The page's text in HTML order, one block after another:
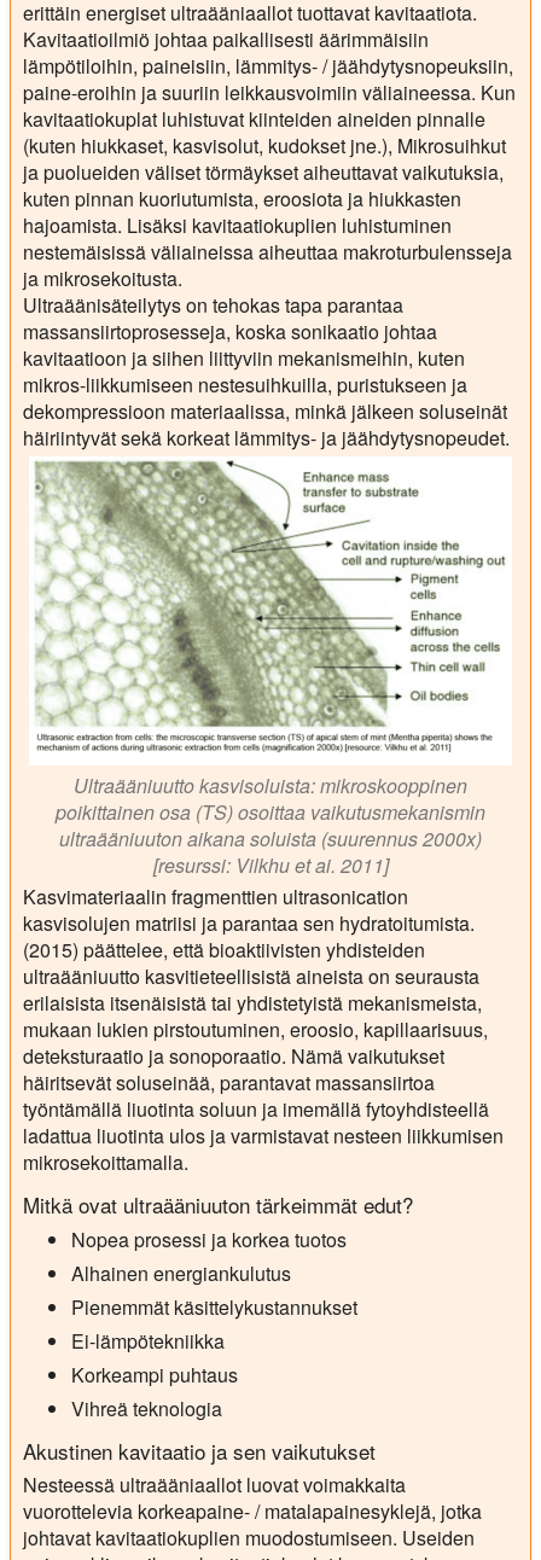
erittäin energiset ultraääniaallot tuottavat kavitaatiota.
Kavitaatioilmiö johtaa paikallisesti äärimmäisiin
lämpötiloihin, paineisiin, lämmitys- / jäähdytysnopeuksiin,
paine-eroihin ja suuriin leikkausvoimiin väliaineessa. Kun
kavitaatiokuplat luhistuvat kiinteiden aineiden pinnalle
(kuten hiukkaset, kasvisolut, kudokset jne.), Mikrosuihkut
ja puolueiden väliset törmäykset aiheuttavat vaikutuksia,
kuten pinnan kuoriutumista, eroosiota ja hiukkasten
hajoamista. Lisäksi kavitaatiokuplien luhistuminen
nestemäisissä väliaineissa aiheuttaa makroturbulensseja
ja mikrosekoitusta.
Ultraäänisäteilytys on tehokas tapa parantaa
massansiirtoprosesseja, koska sonikaatio johtaa
kavitaatioon ja siihen liittyviin mekanismeihin, kuten
mikros-liikkumiseen nestesuihkuilla, puristukseen ja
dekompressioon materiaalissa, minkä jälkeen soluseinät
häiriintyvät sekä korkeat lämmitys- ja jäähdytysnopeudet.
Ultraääniuutto kasvisoluista: mikroskooppinen
poikittainen osa (TS) osoittaa vaikutusmekanismin
ultraääniuuton aikana soluista (suurennus 2000x)
[resurssi: Vilkhu et ai. 2011]
Kasvimateriaalin fragmenttien ultrasonication
kasvisolujen matriisi ja parantaa sen hydratoitumista.
(2015) päättelee, että bioaktiivisten yhdisteiden
ultraääniuutto kasvitieteellisistä aineista on seurausta
erilaisista itsenäisistä tai yhdistetyistä mekanismeista,
mukaan lukien pirstoutuminen, eroosio, kapillaarisuus,
deteksturaatio ja sonoporaatio. Nämä vaikutukset
häiritsevät soluseinää, parantavat massansiirtoa
työntämällä liuotinta soluun ja imemällä fytoyhdisteellä
ladattua liuotinta ulos ja varmistavat nesteen liikkumisen
mikrosekoittamalla.
Mitkä ovat ultraääniuuton tärkeimmät edut?
Nopea prosessi ja korkea tuotos
Alhainen energiankulutus
Pienemmät käsittelykustannukset
Ei-lämpötekniikka
Korkeampi puhtaus
Vihreä teknologia
Akustinen kavitaatio ja sen vaikutukset
Nesteessä ultraääniaallot luovat voimakkaita
vuorottelevia korkeapaine- / matalapainesyklejä, jotka
johtavat kavitaatiokuplien muodostumiseen. Useiden